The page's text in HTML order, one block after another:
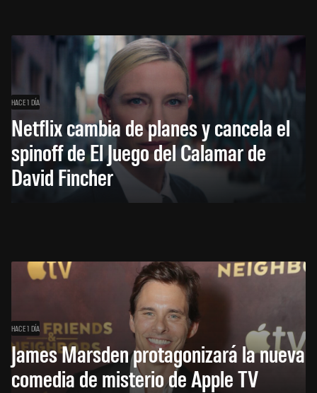
HACE 1 DÍA
Netflix cambia de planes y cancela el
spinoff de El Juego del Calamar de
David Fincher
HACE 1 DÍA
James Marsden protagonizará la nueva
comedia de misterio de Apple TV